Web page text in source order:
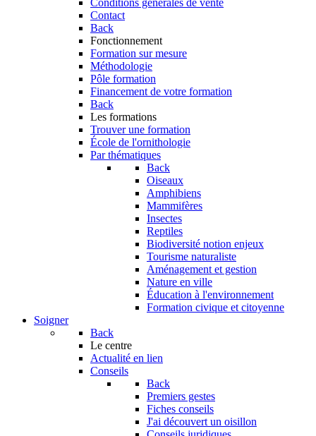
Conditions générales de vente
Contact
Back
Fonctionnement
Formation sur mesure
Méthodologie
Pôle formation
Financement de votre formation
Back
Les formations
Trouver une formation
École de l'ornithologie
Par thématiques
Back
Oiseaux
Amphibiens
Mammifères
Insectes
Reptiles
Biodiversité notion enjeux
Tourisme naturaliste
Aménagement et gestion
Nature en ville
Éducation à l'environnement
Formation civique et citoyenne
Soigner
Back
Le centre
Actualité en lien
Conseils
Back
Premiers gestes
Fiches conseils
J'ai découvert un oisillon